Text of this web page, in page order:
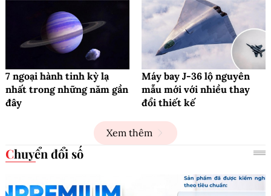
7 ngoại hành tinh kỳ lạ
nhất trong những năm gần
đây
Máy bay J-36 lộ nguyên
mẫu mới với nhiều thay
đổi thiết kế
Xem thêm
Chuyển đổi số